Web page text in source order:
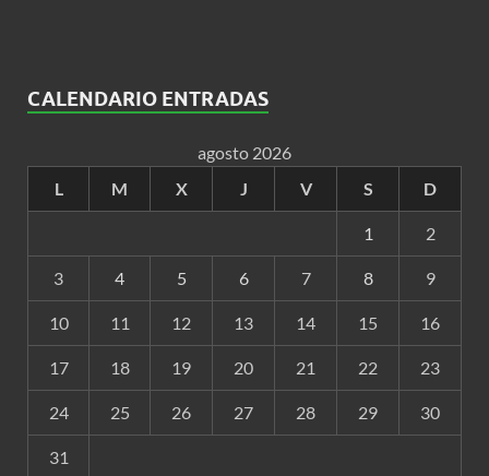
CALENDARIO ENTRADAS
agosto 2026
L
M X J V S D
1 2
3 4 5 6 7 8 9
10 11 12 13 14 15 16
17 18 19 20 21 22 23
24 25 26 27 28 29 30
31